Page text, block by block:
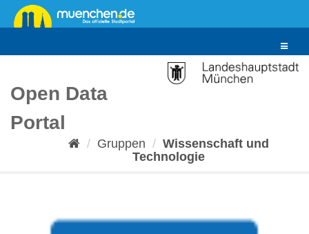
Überspringen
zum
Toggle
Open Data
Portal
Gruppen
Wissenschaft und
Technologie